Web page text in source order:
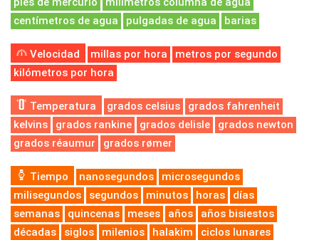
centímetros de agua
pulgadas de agua barias
Velocidad millas por hora
metros por segundo
kilómetros por hora
Temperatura grados celsius
grados fahrenheit
kelvins
grados rankine grados delisle
grados newton
grados réaumur
grados rømer
Tiempo nanosegundos
microsegundos
milisegundos
segundos minutos horas
días
semanas
quincenas meses años
años bisiestos
décadas
siglos milenios halakim
ciclos lunares